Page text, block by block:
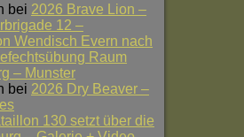
bei 2026 Brave Lion –
12 –
Wendisch Evern nach
Raum
– Munster
bei 2026 Dry Beaver –
130 setzt über die